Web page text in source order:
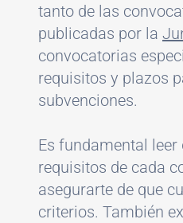
tanto de las
publicadas por la
convocatorias
requisitos y plazos
subvenciones.
Es fundamental
requisitos de cada
asegurarte de que
criterios. También